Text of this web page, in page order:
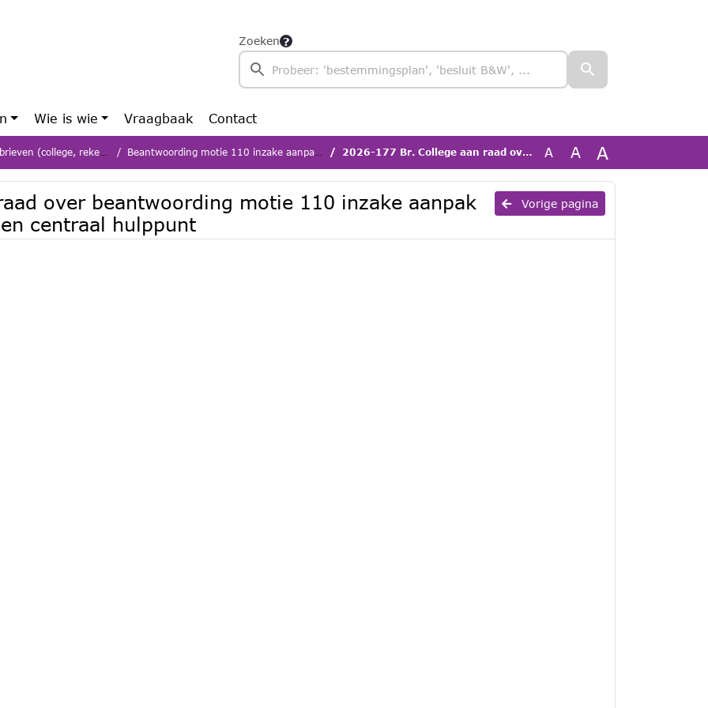
Zoeken
Wie is wie Vraagbaak Contact
rekenkamer, presidium e.a.) Beantwoording motie 110 inzake aanpak huiselijk geweld, femicide en centraal hulppunt 2026-177 Br. College aan raad over beantwoording motie 110 inzake aanpak huiselijk geweld, femicide en centraal hulppunt A A A
Vorige pagina
over beantwoording motie 110 inzake aanpak
centraal hulppunt